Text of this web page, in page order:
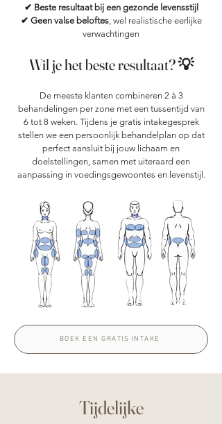
✔ Beste resultaat bij een gezonde levensstijl
✔ Geen valse beloftes, wel realistische eerlijke
verwachtingen
Wil je het beste resultaat?💡
De meeste klanten combineren 2 à 3
behandelingen per zone met een tussentijd van
6 tot 8 weken. Tijdens je gratis intakegesprek
stellen we een persoonlijk behandelplan op dat
perfect aansluit bij jouw lichaam en
doelstellingen, samen met uiteraard een
aanpassing in voedingsgewoontes en levenstijl.
BOEK EEN GRATIS INTAKE
Tijdelijke